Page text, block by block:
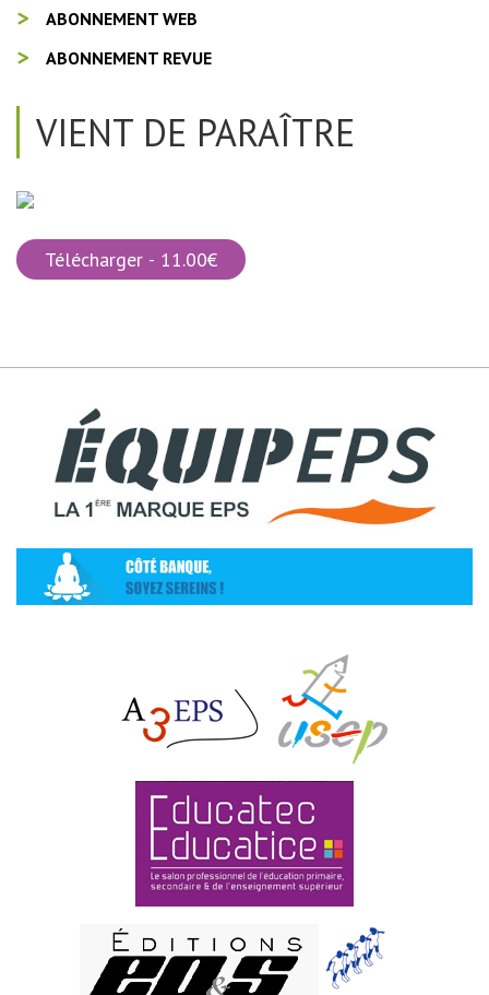
ABONNEMENT WEB
ABONNEMENT REVUE
VIENT DE PARAÎTRE
Télécharger - 11.00€